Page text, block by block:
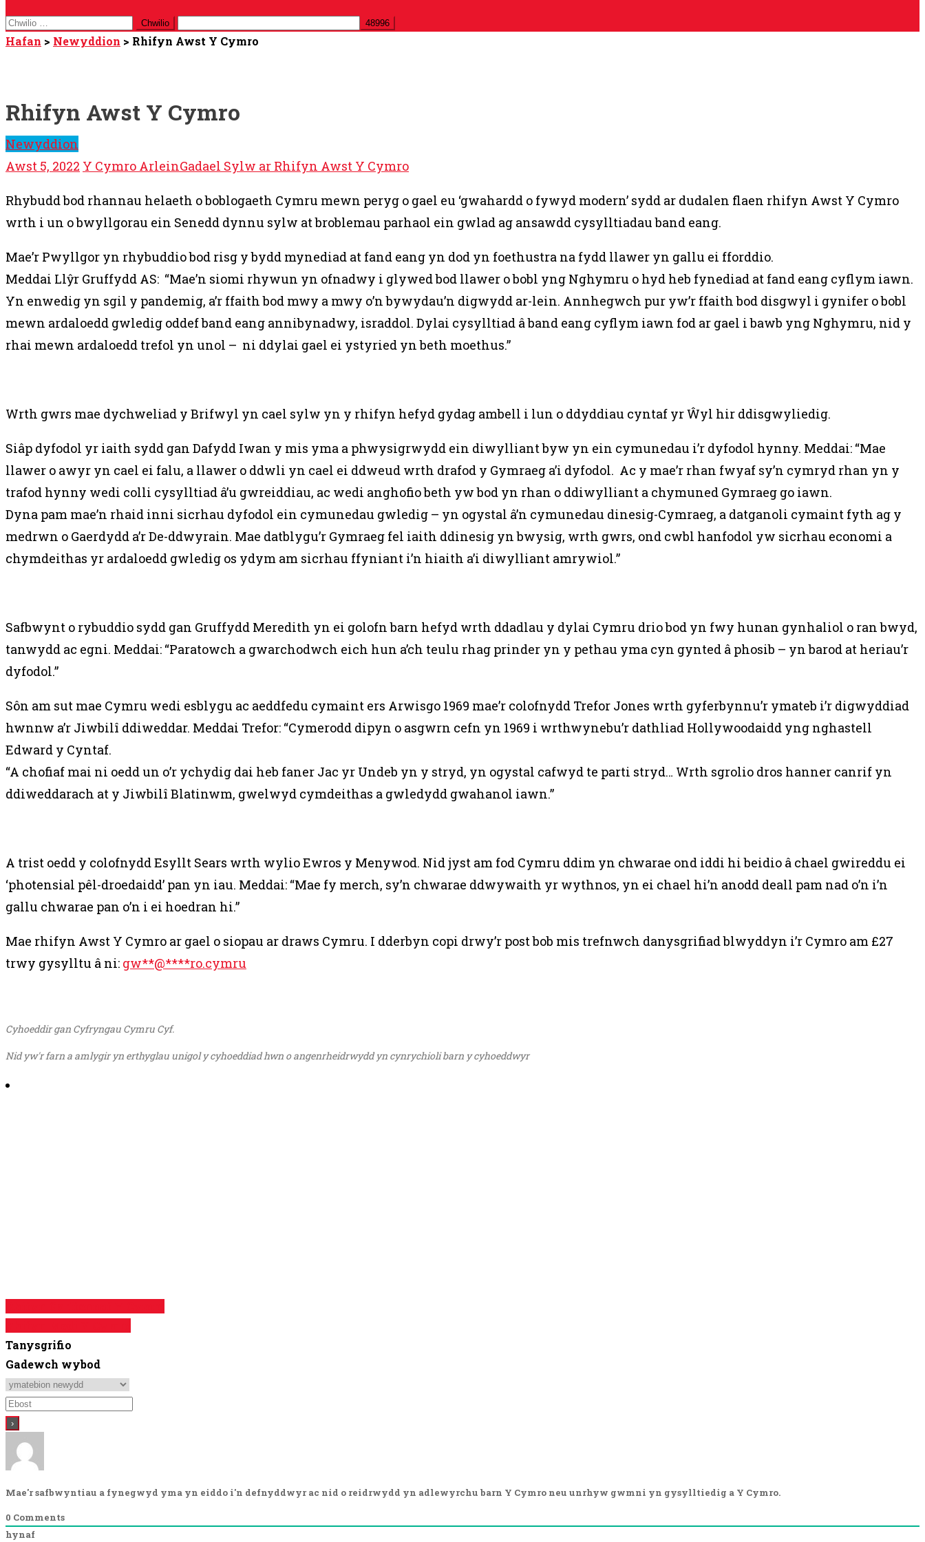
Chwilio
am:
Hafan > Newyddion > Rhifyn Awst Y Cymro
Rhifyn Awst Y Cymro
Newyddion
Awst 5, 2022 Y Cymro ArleinGadael Sylw ar Rhifyn Awst Y Cymro
Rhybudd bod rhannau helaeth o boblogaeth Cymru mewn peryg o gael eu ‘gwahardd o fywyd modern’ sydd ar dudalen flaen rhifyn Awst Y Cymro
wrth i un o bwyllgorau ein Senedd dynnu sylw at broblemau parhaol ein gwlad ag ansawdd cysylltiadau band eang.
Mae’r Pwyllgor yn rhybuddio bod risg y bydd mynediad at fand eang yn dod yn foethustra na fydd llawer yn gallu ei fforddio.
Meddai Llŷr Gruffydd AS: “Mae’n siomi rhywun yn ofnadwy i glywed bod llawer o bobl yng Nghymru o hyd heb fynediad at fand eang cyflym iawn.
Yn enwedig yn sgil y pandemig, a’r ffaith bod mwy a mwy o’n bywydau’n digwydd ar-lein. Annhegwch pur yw’r ffaith bod disgwyl i gynifer o bobl
mewn ardaloedd gwledig oddef band eang annibynadwy, israddol. Dylai cysylltiad â band eang cyflym iawn fod ar gael i bawb yng Nghymru, nid y
rhai mewn ardaloedd trefol yn unol – ni ddylai gael ei ystyried yn beth moethus.”
Wrth gwrs mae dychweliad y Brifwyl yn cael sylw yn y rhifyn hefyd gydag ambell i lun o ddyddiau cyntaf yr Ŵyl hir ddisgwyliedig.
Siâp dyfodol yr iaith sydd gan Dafydd Iwan y mis yma a phwysigrwydd ein diwylliant byw yn ein cymunedau i’r dyfodol hynny. Meddai: “Mae
llawer o awyr yn cael ei falu, a llawer o ddwli yn cael ei ddweud wrth drafod y Gymraeg a’i dyfodol. Ac y mae’r rhan fwyaf sy’n cymryd rhan yn y
trafod hynny wedi colli cysylltiad â’u gwreiddiau, ac wedi anghofio beth yw bod yn rhan o ddiwylliant a chymuned Gymraeg go iawn.
Dyna pam mae’n rhaid inni sicrhau dyfodol ein cymunedau gwledig – yn ogystal â’n cymunedau dinesig-Cymraeg, a datganoli cymaint fyth ag y
medrwn o Gaerdydd a’r De-ddwyrain. Mae datblygu’r Gymraeg fel iaith ddinesig yn bwysig, wrth gwrs, ond cwbl hanfodol yw sicrhau economi a
chymdeithas yr ardaloedd gwledig os ydym am sicrhau ffyniant i’n hiaith a’i diwylliant amrywiol.”
Safbwynt o rybuddio sydd gan Gruffydd Meredith yn ei golofn barn hefyd wrth ddadlau y dylai Cymru drio bod yn fwy hunan gynhaliol o ran bwyd,
tanwydd ac egni. Meddai: “Paratowch a gwarchodwch eich hun a’ch teulu rhag prinder yn y pethau yma cyn gynted â phosib – yn barod at heriau’r
dyfodol.”
Sôn am sut mae Cymru wedi esblygu ac aeddfedu cymaint ers Arwisgo 1969 mae’r colofnydd Trefor Jones wrth gyferbynnu’r ymateb i’r digwyddiad
hwnnw a’r Jiwbilî ddiweddar. Meddai Trefor: “Cymerodd dipyn o asgwrn cefn yn 1969 i wrthwynebu’r dathliad Hollywoodaidd yng nghastell
Edward y Cyntaf.
“A chofiaf mai ni oedd un o’r ychydig dai heb faner Jac yr Undeb yn y stryd, yn ogystal cafwyd te parti stryd… Wrth sgrolio dros hanner canrif yn
ddiweddarach at y Jiwbilî Blatinwm, gwelwyd cymdeithas a gwledydd gwahanol iawn.”
A trist oedd y colofnydd Esyllt Sears wrth wylio Ewros y Menywod. Nid jyst am fod Cymru ddim yn chwarae ond iddi hi beidio â chael gwireddu ei
‘photensial pêl-droedaidd’ pan yn iau. Meddai: “Mae fy merch, sy’n chwarae ddwywaith yr wythnos, yn ei chael hi’n anodd deall pam nad o’n i’n
gallu chwarae pan o’n i ei hoedran hi.”
Mae rhifyn Awst Y Cymro ar gael o siopau ar draws Cymru. I dderbyn copi drwy’r post bob mis trefnwch danysgrifiad blwyddyn i’r Cymro am £27
trwy gysylltu â ni: gw**@****ro.cymru
Cyhoeddir gan Cyfryngau Cymru Cyf.
Nid yw'r farn a amlygir yn erthyglau unigol y cyhoeddiad hwn o angenrheidrwydd yn cynrychioli barn y cyhoeddwyr
Llywio
cofnod
Tanysgrifio
Gadewch wybod
Mae'r safbwyntiau a fynegwyd yma yn eiddo i'n defnyddwyr ac nid o reidrwydd yn adlewyrchu barn Y Cymro neu unrhyw gwmni yn gysylltiedig a Y Cymro.
0 Comments
hynaf